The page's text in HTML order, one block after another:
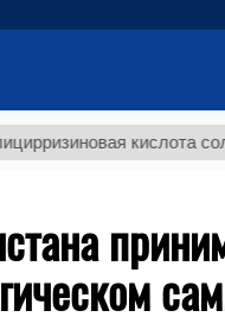
кислота солодкового